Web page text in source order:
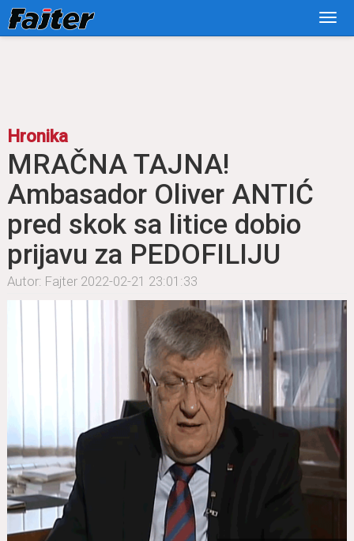
Hronika
MRAČNA TAJNA!
Ambasador Oliver ANTIĆ
pred skok sa litice dobio
prijavu za PEDOFILIJU
Autor: Fajter 2022-02-21 23:01:33